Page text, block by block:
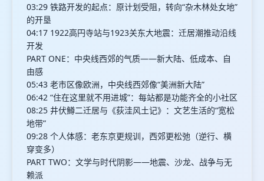
03:29 铁路开发的起点：原计划受阻，转向“杂木林处女地”
的开垦
04:17 1922高円寺站与1923关东大地震：迁居潮推动沿线
开发
PART ONE：中央线西郊的气质——新大陆、低成本、自
由感
05:43 老市区像欧洲，中央线西郊像“美洲新大陆”
06:42 “住在这里就不用进城”：每站都是功能齐全的小社区
08:25 井伏鱒二迁居与《荻洼风土记》：文艺生活的“宽松
地带”
09:28 个人体感：老东京更规训，西郊更松弛（逆行、横
穿变多）
PART TWO：文学与时代阴影——地震、沙龙、战争与无
赖派